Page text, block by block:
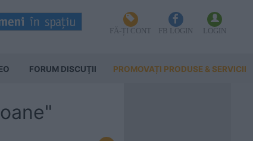
FĂ-ȚI CONT FB LOGIN LOGIN
FORUM DISCUŢII PROMOVAȚI PRODUSE & SERVICII